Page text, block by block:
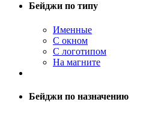
Бейджи по типу
Именные
С окном
С логотипом
На магните
Бейджи по назначению